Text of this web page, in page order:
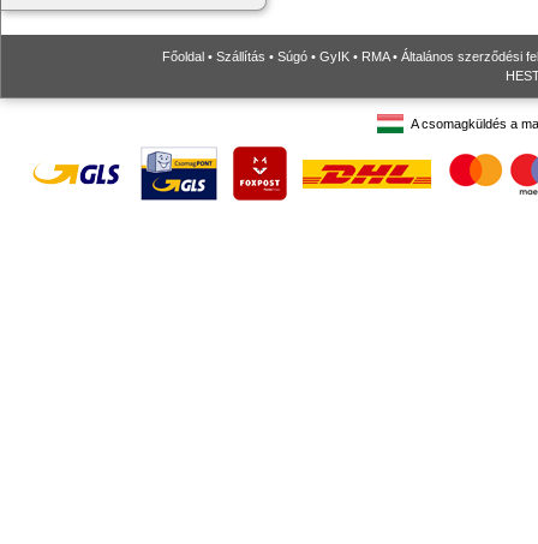
Főoldal • Szállítás • Súgó • GyIK • RMA• Általános szerződési
A csomagküldés a